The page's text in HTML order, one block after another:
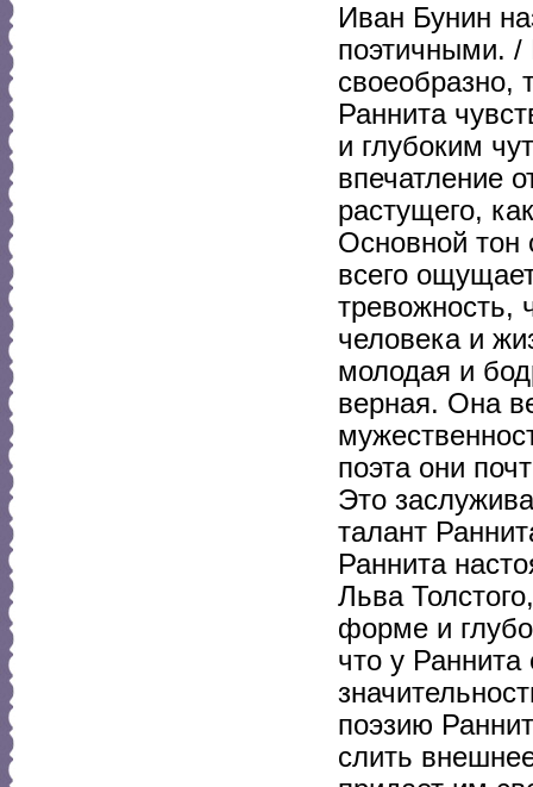
Иван Бунин
поэтичными. /
своеобразно,
Раннита
и глубоким
впечатление
растущего,
Основной тон
всего
тревожность,
человека и
молодая и
верная. Она
поэта они
Это
талант
Раннита
Льва
форме и
что у
поэзию
слить